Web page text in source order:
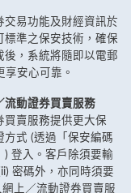
交易功能及財經資訊於
標準之保安技術，確保
後，系統將隨即以電郵
享安心可靠。
流動證券買賣服務
買賣服務提供更大保
方式 (透過「保安編碼
) 登入。客戶除須要輸
密碼外，亦同時須要
上／流動證券買賣服